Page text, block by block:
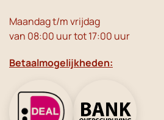
Maandag t/m vrijdag
van 08:00 uur tot 17:00 uur
Betaalmogelijkheden: